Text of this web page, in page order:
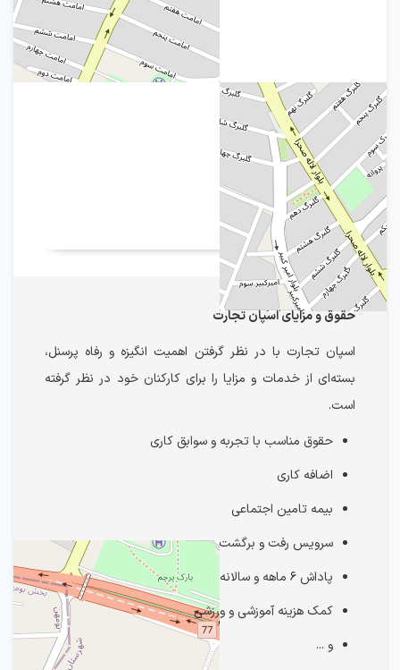
حقوق و مزایای اسپان تجارت
اسپان تجارت با در نظر گرفتن اهمیت انگیزه و رفاه پرسنل،
بسته‌ای از خدمات و مزایا را برای کارکنان خود در نظر گرفته
است.
حقوق مناسب با تجربه و سوابق کاری
اضافه کاری
بیمه تامین اجتماعی
سرویس رفت و برگشت
پاداش ۶ ماهه و سالانه
کمک هزینه آموزشی و ورزشی
و ...